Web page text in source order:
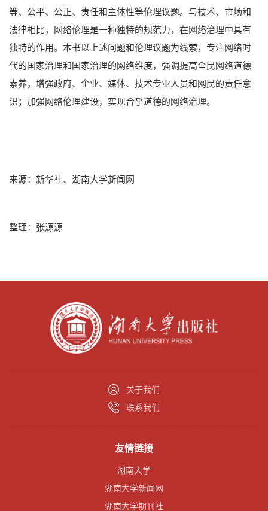
等、公平、公正、责任和主体性等伦理议题。与技术、市场和
法律相比，网络伦理是一种独特的规范力，在网络治理中具有
独特的作用。本书以上述问题和伦理议题为线索，专注网络时
代的国家治理和国家治理的网络维度，强调提高全民网络道德
素养，增强政府、企业、媒体、技术专业人员和网民的责任意
识；加强网络伦理建设，实现合乎道德的网络治理。
来源：新华社、湖南大学新闻网
整理：张源源
关于我们
联系我们
友情链接
湖南大学
湖南大学新闻网
湖南大学期刊社